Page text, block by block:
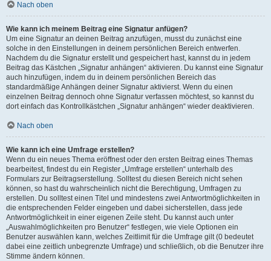
Nach oben
Wie kann ich meinem Beitrag eine Signatur anfügen?
Um eine Signatur an deinen Beitrag anzufügen, musst du zunächst eine
solche in den Einstellungen in deinem persönlichen Bereich entwerfen.
Nachdem du die Signatur erstellt und gespeichert hast, kannst du in jedem
Beitrag das Kästchen „Signatur anhängen“ aktivieren. Du kannst eine Signatur
auch hinzufügen, indem du in deinem persönlichen Bereich das
standardmäßige Anhängen deiner Signatur aktivierst. Wenn du einen
einzelnen Beitrag dennoch ohne Signatur verfassen möchtest, so kannst du
dort einfach das Kontrollkästchen „Signatur anhängen“ wieder deaktivieren.
Nach oben
Wie kann ich eine Umfrage erstellen?
Wenn du ein neues Thema eröffnest oder den ersten Beitrag eines Themas
bearbeitest, findest du ein Register „Umfrage erstellen“ unterhalb des
Formulars zur Beitragserstellung. Solltest du diesen Bereich nicht sehen
können, so hast du wahrscheinlich nicht die Berechtigung, Umfragen zu
erstellen. Du solltest einen Titel und mindestens zwei Antwortmöglichkeiten in
die entsprechenden Felder eingeben und dabei sicherstellen, dass jede
Antwortmöglichkeit in einer eigenen Zeile steht. Du kannst auch unter
„Auswahlmöglichkeiten pro Benutzer“ festlegen, wie viele Optionen ein
Benutzer auswählen kann, welches Zeitlimit für die Umfrage gilt (0 bedeutet
dabei eine zeitlich unbegrenzte Umfrage) und schließlich, ob die Benutzer ihre
Stimme ändern können.